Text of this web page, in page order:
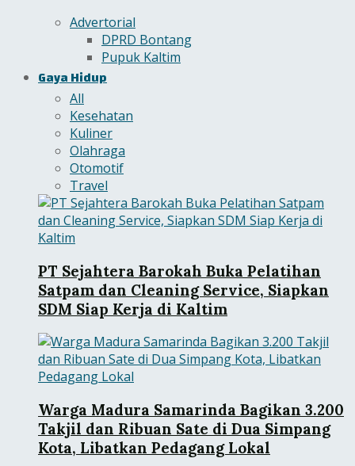
Advertorial
DPRD Bontang
Pupuk Kaltim
Gaya Hidup
All
Kesehatan
Kuliner
Olahraga
Otomotif
Travel
PT Sejahtera Barokah Buka Pelatihan
Satpam dan Cleaning Service, Siapkan
SDM Siap Kerja di Kaltim
Warga Madura Samarinda Bagikan 3.200
Takjil dan Ribuan Sate di Dua Simpang
Kota, Libatkan Pedagang Lokal